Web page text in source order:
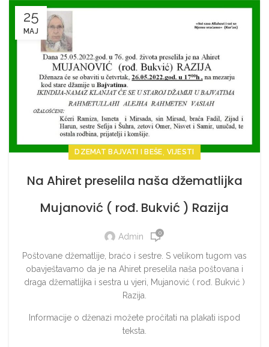
25
MAJ
DZEMAT BAJVATI I BEŠE VIJESTI
Na Ahiret preselila naša džematlijka
Mujanović ( rođ. Bukvić ) Razija
Admin 0
Poštovane džematlije, braćo i sestre. S velikom tugom vas
obavještavamo da je na Ahiret preselila naša poštovana i
draga džematlijka i sestra u vjeri, Mujanović ( rođ. Bukvić )
Razija.
Informacije o dženazi možete pročitati na plakati ispod
teksta.